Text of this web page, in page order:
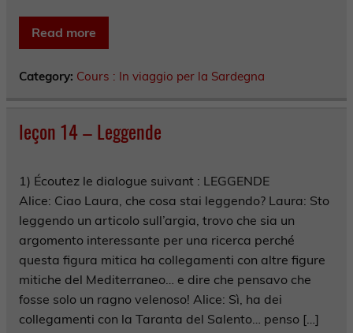
Read more
Category: Cours : In viaggio per la Sardegna
leçon 14 – Leggende
1) Écoutez le dialogue suivant : LEGGENDE
Alice: Ciao Laura, che cosa stai leggendo? Laura: Sto
leggendo un articolo sull’argia, trovo che sia un
argomento interessante per una ricerca perché
questa figura mitica ha collegamenti con altre figure
mitiche del Mediterraneo… e dire che pensavo che
fosse solo un ragno velenoso! Alice: Sì, ha dei
collegamenti con la Taranta del Salento… penso […]